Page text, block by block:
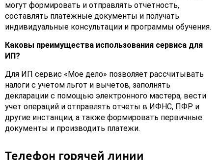
могут формировать и отправлять отчетность,
составлять платежные документы и получать
индивидуальные консультации и программы обучения.
Каковы преимущества использования сервиса для
ИП?
Для ИП сервис «Мое дело» позволяет рассчитывать
налоги с учетом льгот и вычетов, заполнять
декларации с помощью электронного мастера, вести
учет операций и отправлять отчеты в ИФНС, ПФР и
другие инстанции, а также формировать первичные
документы и производить платежи.
Телефон горячей линии